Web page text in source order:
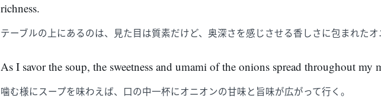
richness.
テーブルの上にあるのは、見た目は質素だけど、奥深さを感じさせる香しさに包まれた
As I savor the soup, the sweetness and umami of the onions spread throughout my
噛む様にスープを味わえば、口の中一杯にオニオンの甘味と旨味が広がって行く。